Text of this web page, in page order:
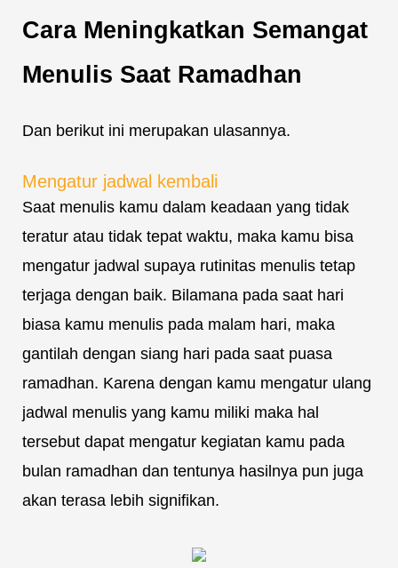
Cara Meningkatkan Semangat
Menulis Saat Ramadhan
Dan berikut ini merupakan ulasannya.
Mengatur jadwal kembali
Saat menulis kamu dalam keadaan yang tidak
teratur atau tidak tepat waktu, maka kamu bisa
mengatur jadwal supaya rutinitas menulis tetap
terjaga dengan baik. Bilamana pada saat hari
biasa kamu menulis pada malam hari, maka
gantilah dengan siang hari pada saat puasa
ramadhan. Karena dengan kamu mengatur ulang
jadwal menulis yang kamu miliki maka hal
tersebut dapat mengatur kegiatan kamu pada
bulan ramadhan dan tentunya hasilnya pun juga
akan terasa lebih signifikan.